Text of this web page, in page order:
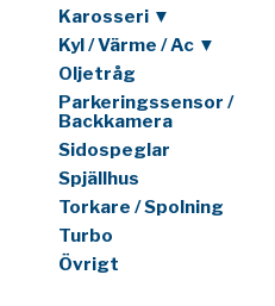
Karosseri ▼
Kyl / Värme / Ac ▼
Oljetråg
Parkeringssensor /
Backkamera
Sidospeglar
Spjällhus
Torkare / Spolning
Turbo
Övrigt